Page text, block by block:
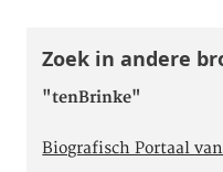
Zoek in andere
"tenBrinke"
Biografisch Portaal